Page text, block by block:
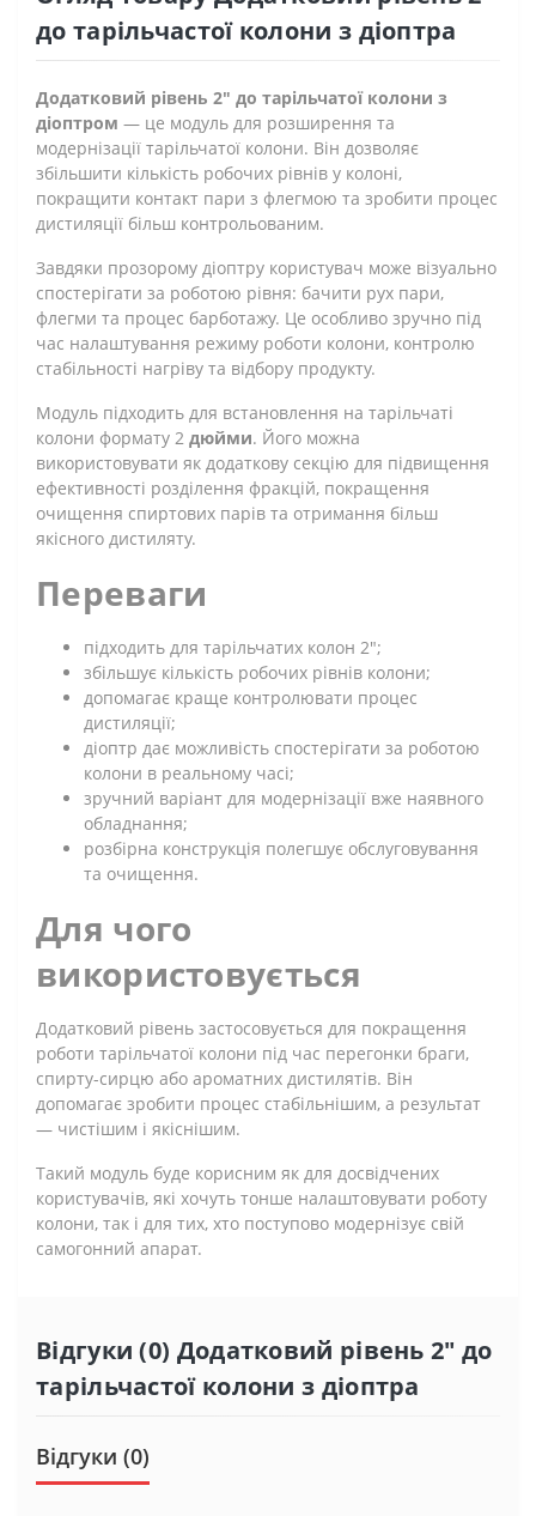
до тарільчастої колони з діоптра
Додатковий рівень 2" до тарільчатої колони з
діоптром — це модуль для розширення та
модернізації тарільчатої колони. Він дозволяє
збільшити кількість робочих рівнів у колоні,
покращити контакт пари з флегмою та зробити процес
дистиляції більш контрольованим.
Завдяки прозорому діоптру користувач може візуально
спостерігати за роботою рівня: бачити рух пари,
флегми та процес барботажу. Це особливо зручно під
час налаштування режиму роботи колони, контролю
стабільності нагріву та відбору продукту.
Модуль підходить для встановлення на тарільчаті
колони формату 2 дюйми. Його можна
використовувати як додаткову секцію для підвищення
ефективності розділення фракцій, покращення
очищення спиртових парів та отримання більш
якісного дистиляту.
Переваги
підходить для тарільчатих колон 2";
збільшує кількість робочих рівнів колони;
допомагає краще контролювати процес
дистиляції;
діоптр дає можливість спостерігати за роботою
колони в реальному часі;
зручний варіант для модернізації вже наявного
обладнання;
розбірна конструкція полегшує обслуговування
та очищення.
Для чого
використовується
Додатковий рівень застосовується для покращення
роботи тарільчатої колони під час перегонки браги,
спирту-сирцю або ароматних дистилятів. Він
допомагає зробити процес стабільнішим, а результат
— чистішим і якіснішим.
Такий модуль буде корисним як для досвідчених
користувачів, які хочуть тонше налаштовувати роботу
колони, так і для тих, хто поступово модернізує свій
самогонний апарат.
Відгуки (0) Додатковий рівень 2" до
тарільчастої колони з діоптра
Відгуки (0)